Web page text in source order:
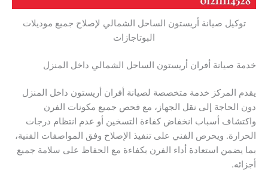
توكيل صيانة أريستون الساحل الشمالي لإصلاح جميع موديلات
البوتاجازات
خدمة صيانة أفران أريستون الساحل الشمالي داخل المنزل
يقدم المركز خدمة متخصصة لصيانة أفران أريستون داخل المنزل
دون الحاجة إلى نقل الجهاز، مع فحص جميع مكونات الفرن
واكتشاف أسباب انخفاض كفاءة التسخين أو عدم انتظام درجات
الحرارة. ويحرص الفني على تنفيذ الإصلاح وفق المواصفات الفنية،
بما يضمن استعادة أداء الفرن بكفاءة مع الحفاظ على سلامة جميع
أجزائه.